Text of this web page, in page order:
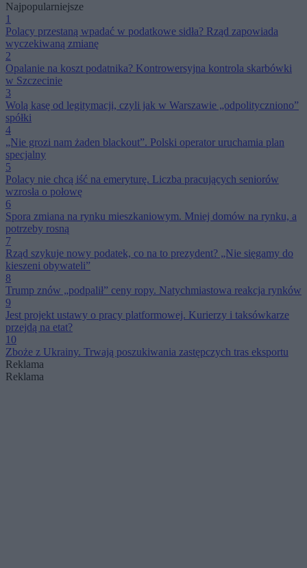
Najpopularniejsze
1
Polacy przestaną wpadać w podatkowe sidła? Rząd zapowiada
wyczekiwaną zmianę
2
Opalanie na koszt podatnika? Kontrowersyjna kontrola skarbówki
w Szczecinie
3
Wolą kasę od legitymacji, czyli jak w Warszawie „odpolityczniono”
spółki
4
„Nie grozi nam żaden blackout”. Polski operator uruchamia plan
specjalny
5
Polacy nie chcą iść na emeryturę. Liczba pracujących seniorów
wzrosła o połowę
6
Spora zmiana na rynku mieszkaniowym. Mniej domów na rynku, a
potrzeby rosną
7
Rząd szykuje nowy podatek, co na to prezydent? „Nie sięgamy do
kieszeni obywateli”
8
Trump znów „podpalił” ceny ropy. Natychmiastowa reakcja rynków
9
Jest projekt ustawy o pracy platformowej. Kurierzy i taksówkarze
przejdą na etat?
10
Zboże z Ukrainy. Trwają poszukiwania zastępczych tras eksportu
Reklama
Reklama